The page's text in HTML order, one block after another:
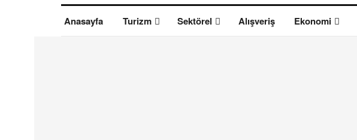
Anasayfa Turizm Sektörel Alışveriş Ekonomi